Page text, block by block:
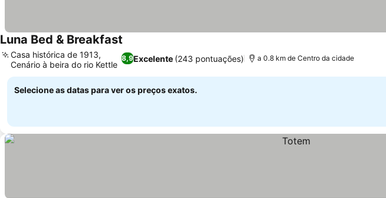
Luna Bed & Breakfast
8,9Excelente (243 pontuações)
Casa histórica de 1913,
Cenário à beira do rio Kettle
a 0.8 km de Centro da cidade
Selecione as datas para ver os preços exatos.